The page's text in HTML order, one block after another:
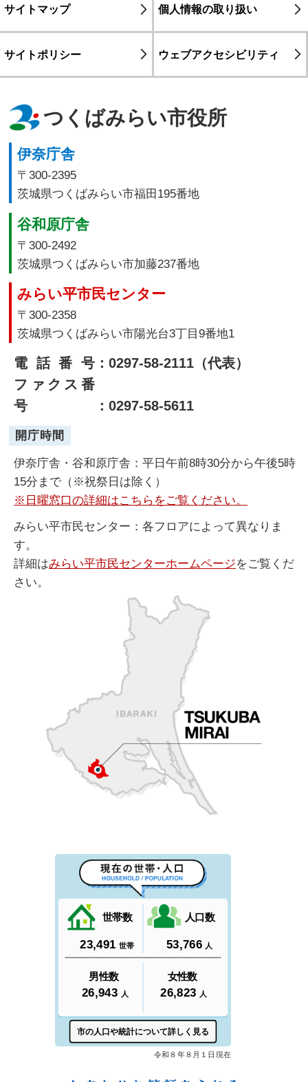
サイトマップ 個人情報の取り扱い
サイトポリシー ウェブアクセシビリティ
つくばみらい市役所
伊奈庁舎
〒300-2395
茨城県つくばみらい市福田195番地
谷和原庁舎
〒300-2492
茨城県つくばみらい市加藤237番地
みらい平市民センター
〒300-2358
茨城県つくばみらい市陽光台3丁目9番地1
電話番号：0297-58-2111（代表）
ファクス番
号
：0297-58-5611
開庁時間
伊奈庁舎・谷和原庁舎：平日午前8時30分から午後5時
15分まで（※祝祭日は除く）
※日曜窓口の詳細はこちらをご覧ください。
みらい平市民センター：各フロアによって異なりま
す。
詳細はみらい平市民センターホームページをご覧くだ
さい。